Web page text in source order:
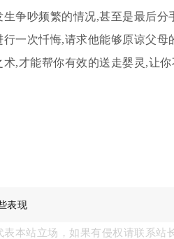
争吵频繁的情况,甚至是最后
一次忏悔,请求他能够原谅父
,才能帮你有效的送走婴灵,让
表现
本站立场，如果有侵权请联系站